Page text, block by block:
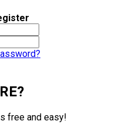
free and easy!